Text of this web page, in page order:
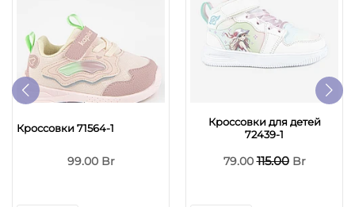
Кроссовки 71564-1
99.00 Br
Кроссовки для детей
72439-1
79.00115.00Br